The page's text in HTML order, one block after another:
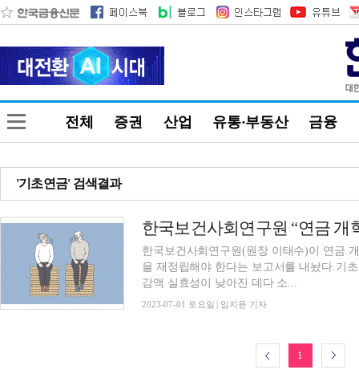
전체 증권 산업 유통·부동산 금융
'기초연금' 검색결과
한국보건사회연구원(원장 이태수)이 연금
을 재정립해야 한다는 보고서를 내놨다.기
감액 실효성이 낮아진 데다 소...
2023-07-01 토요일 | 임지윤 기자
1